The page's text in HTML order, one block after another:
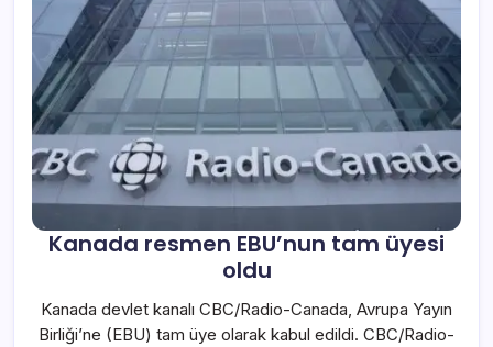
Kanada resmen EBU’nun tam üyesi
oldu
Kanada devlet kanalı CBC/Radio-Canada, Avrupa Yayın
Birliği’ne (EBU) tam üye olarak kabul edildi. CBC/Radio-